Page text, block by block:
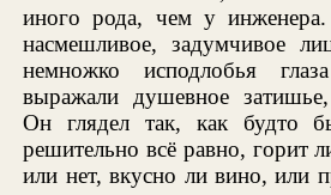
иного рода, чем у инженера.
насмешливое, задумчивое
немножко исподлобья
выражали душевное
Он глядел так, как будто
решительно всё равно, горит
или нет, вкусно ли вино, или